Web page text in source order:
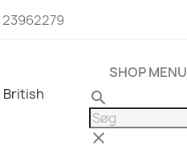
23962279
SHOP MENU
search
clear